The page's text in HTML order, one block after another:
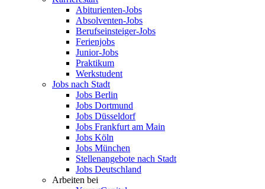
Abiturienten-Jobs
Absolventen-Jobs
Berufseinsteiger-Jobs
Ferienjobs
Junior-Jobs
Praktikum
Werkstudent
Jobs nach Stadt
Jobs Berlin
Jobs Dortmund
Jobs Düsseldorf
Jobs Frankfurt am Main
Jobs Köln
Jobs München
Stellenangebote nach Stadt
Jobs Deutschland
Arbeiten bei